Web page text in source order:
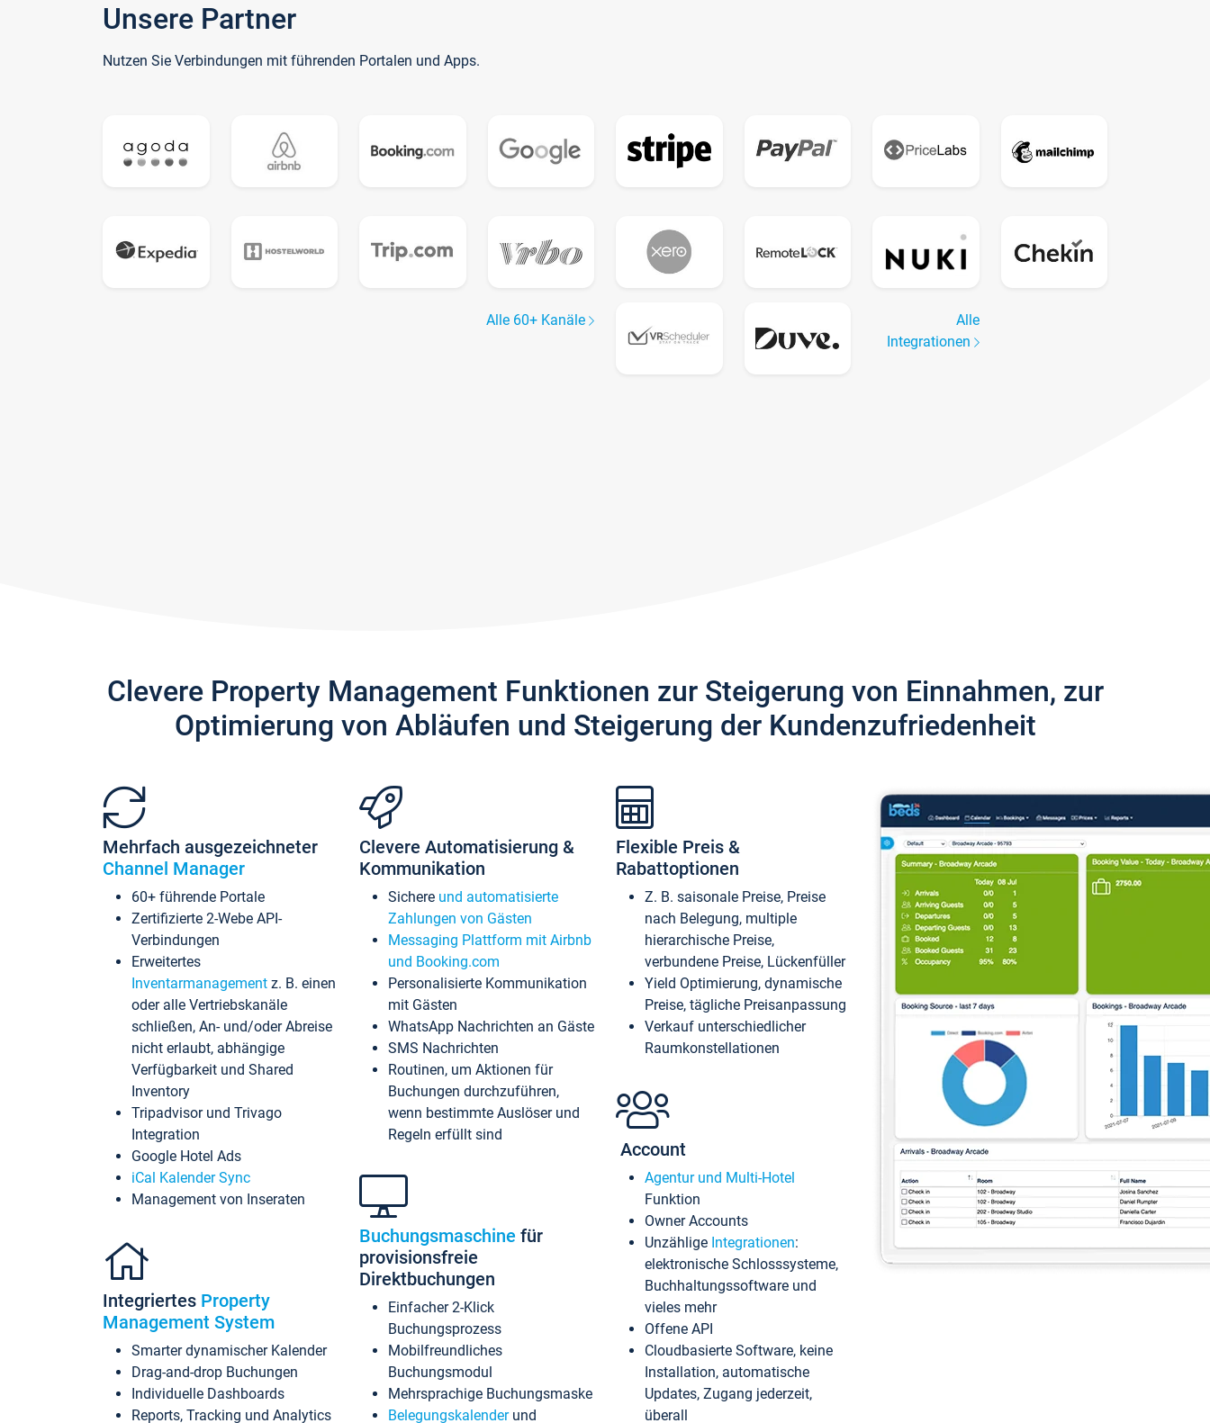
Unsere Partner
Nutzen Sie Verbindungen mit führenden Portalen und Apps.
Alle 60+ Kanäle
Alle
Integrationen
Clevere Property Management Funktionen zur Steigerung von Einnahmen, zur
Optimierung von Abläufen und Steigerung der Kundenzufriedenheit
Mehrfach ausgezeichneter
Channel Manager
60+ führende Portale
Zertifizierte 2-Webe API-
Verbindungen
Erweitertes
Inventarmanagement z. B. einen
oder alle Vertriebskanäle
schließen, An- und/oder Abreise
nicht erlaubt, abhängige
Verfügbarkeit und Shared
Inventory
Tripadvisor und Trivago
Integration
Google Hotel Ads
iCal Kalender Sync
Management von Inseraten
Integriertes Property
Management System
Smarter dynamischer Kalender
Drag-and-drop Buchungen
Individuelle Dashboards
Reports, Tracking und Analytics
Clevere Automatisierung &
Kommunikation
Sichere und automatisierte
Zahlungen von Gästen
Messaging Plattform mit Airbnb
und Booking.com
Personalisierte Kommunikation
mit Gästen
WhatsApp Nachrichten an Gäste
SMS Nachrichten
Routinen, um Aktionen für
Buchungen durchzuführen,
wenn bestimmte Auslöser und
Regeln erfüllt sind
Buchungsmaschine für
provisionsfreie
Direktbuchungen
Einfacher 2-Klick
Buchungsprozess
Mobilfreundliches
Buchungsmodul
Mehrsprachige Buchungsmaske
Belegungskalenderund
Flexible Preis &
Rabattoptionen
Z. B. saisonale Preise, Preise
nach Belegung, multiple
hierarchische Preise,
verbundene Preise, Lückenfüller
Yield Optimierung, dynamische
Preise, tägliche Preisanpassung
Verkauf unterschiedlicher
Raumkonstellationen
Account
Agentur und Multi-Hotel
Funktion
Owner Accounts
Unzählige Integrationen:
elektronische Schlosssysteme,
Buchhaltungssoftware und
vieles mehr
Offene API
Cloudbasierte Software, keine
Installation, automatische
Updates, Zugang jederzeit,
überall